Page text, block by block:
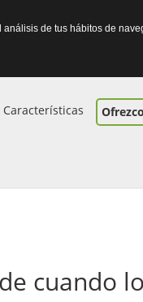
Características Ofrezco
cuando
de tus hábitos de